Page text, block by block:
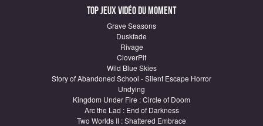
Top Jeux vidéo du moment
Grave Seasons
Duskfade
Rivage
CloverPit
Wild Blue Skies
Story of Abandoned School - Silent Escape Horror
Undying
Kingdom Under Fire : Circle of Doom
Arc the Lad : End of Darkness
Two Worlds II : Shattered Embrace